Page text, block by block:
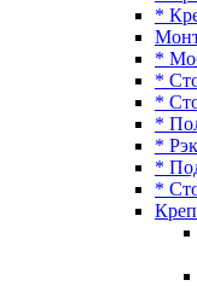
*
*
*
*
*
*
*
*